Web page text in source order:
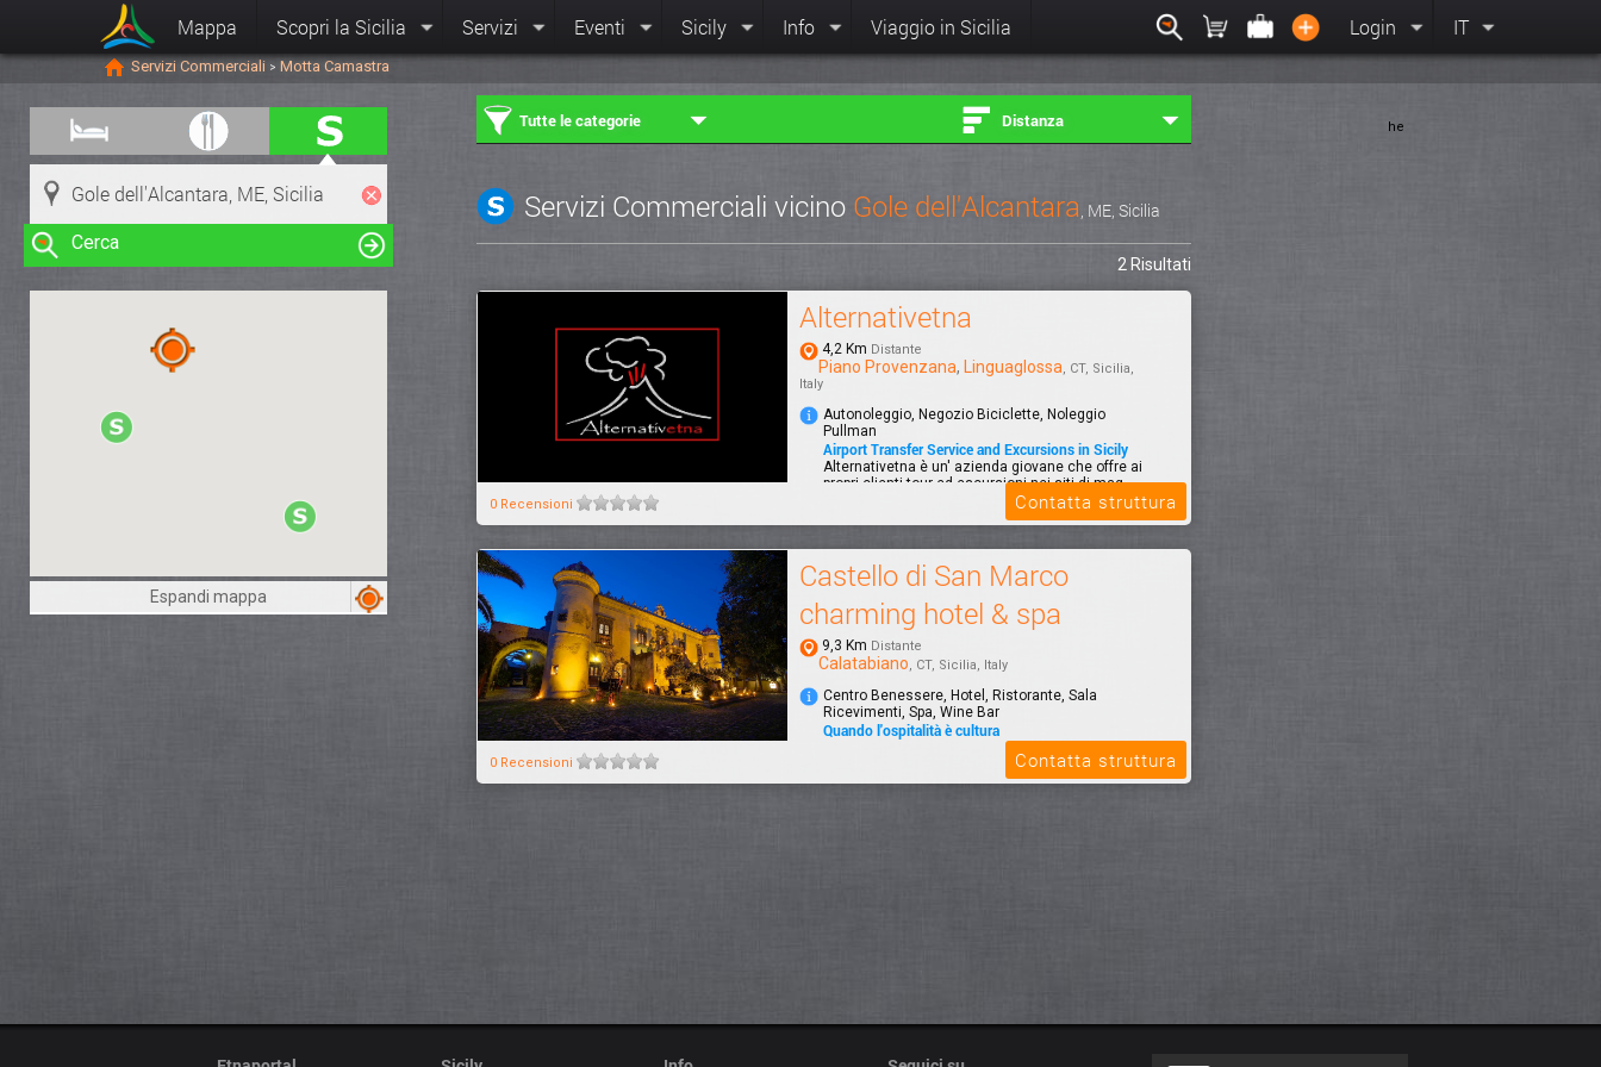
Mappa Scopri la Sicilia Servizi Eventi Sicily Info Viaggio in Sicilia Login IT
Servizi Commerciali > Motta Camastra
Cerca
per visualizzare le informazioni
Espandi mappa
Tutte le categorie Distanza
Servizi Commerciali vicino Gole dell'Alcantara , ME, Sicilia
2 Risultati
Alternativetna
4,2 Km Distante
Piano Provenzana, Linguaglossa, CT, Sicilia,
Italy
Autonoleggio, Negozio Biciclette, Noleggio
Pullman
Airport Transfer Service and Excursions in Sicily
Alternativetna è un' azienda giovane che offre ai
propri clienti tour ed escursioni nei siti di mag...
0 Recensioni Contatta struttura
Castello di San Marco
charming hotel & spa
9,3 Km Distante
Calatabiano, CT, Sicilia, Italy
Centro Benessere, Hotel, Ristorante, Sala
Ricevimenti, Spa, Wine Bar
Quando l'ospitalità è cultura
Il Castello di San Marco charming hotel & Spa,
immerso in un parco di 4 ettari, a soli 100 metri
dal...
0 Recensioni Contatta struttura
he